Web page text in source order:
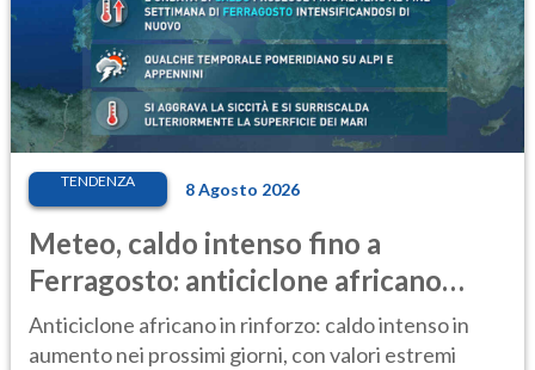
TENDENZA 8 Agosto 2026
Meteo, caldo intenso fino a
Ferragosto: anticiclone africano
ancora protagonista
Anticiclone africano in rinforzo: caldo intenso in
aumento nei prossimi giorni, con valori estremi